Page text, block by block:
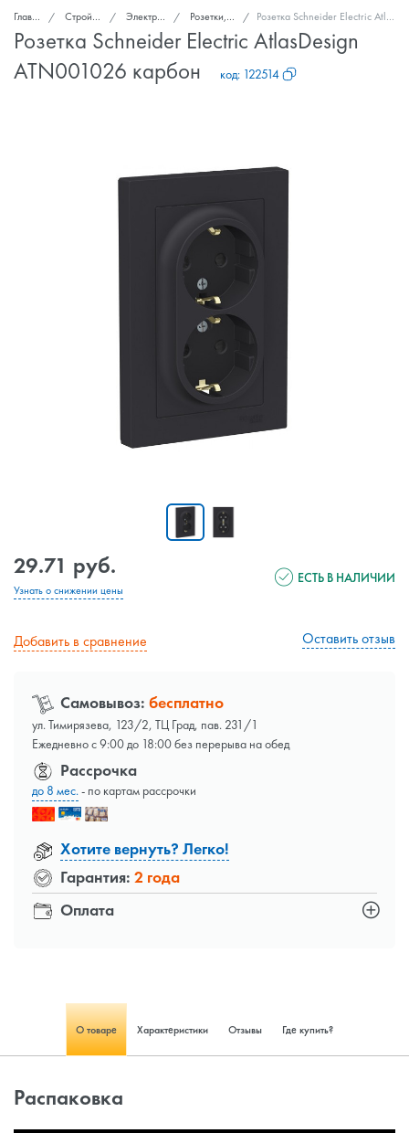
Главная Стройка и ремонт Электроснабжение Розетки, выключатели Розетка Schneider Electric AtlasDesign ATN001026 карбон
Розетка Schneider Electric AtlasDesign
ATN001026 карбон
код: 122514
29.71 руб.
Узнать о снижении цены
ЕСТЬ В НАЛИЧИИ
Добавить в сравнение Оставить отзыв
Самовывоз: бесплатно
ул. Тимирязева, 123/2, ТЦ Град, пав. 231/1
Ежедневно с 9:00 до 18:00 без перерыва на обед
Оплата
Рассрочка
до 8 мес.- по картам рассрочки
Хотите вернуть? Легко!
Гарантия: 2 года
О товаре Характеристики Отзывы Где купить?
Распаковка